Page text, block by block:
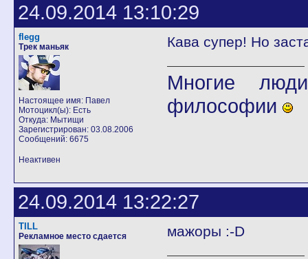
24.09.2014 13:10:29
flegg
Трек маньяк
Настоящее имя: Павел
Мотоцикл(ы): Есть
Откуда: Мытищи
Зарегистрирован: 03.08.2006
Сообщений: 6675
Кава супер! Но
Многие
философии
Неактивен
24.09.2014 13:22:27
TILL
Рекламное место сдается мажоры :-D